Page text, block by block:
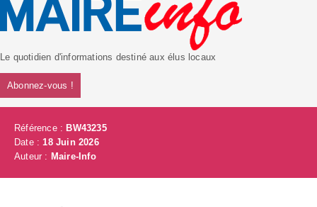
Le quotidien d'informations destiné aux élus locaux
Abonnez-vous !
Référence : BW43235
Date :18 Juin 2026
Auteur : Maire-Info